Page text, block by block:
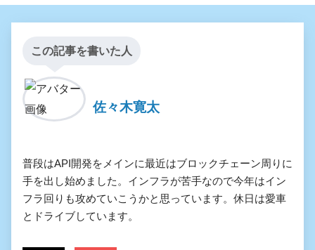
この記事を書いた人
佐々木寛太
普段はAPI開発をメインに最近はブロックチェーン周りに
手を出し始めました。インフラが苦手なので今年はイン
フラ回りも攻めていこうかと思っています。休日は愛車
とドライブしています。